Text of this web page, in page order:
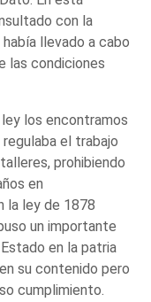
con la
llevado a cabo
las condiciones
los encontramos
regulaba el trabajo
prohibiendo
en
la ley de 1878
un importante
en la patria
su contenido pero
cumplimiento.